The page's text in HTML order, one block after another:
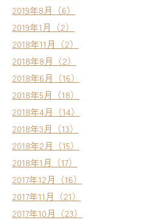
2019年8月（6）
2019年1月（2）
2018年11月（2）
2018年8月（2）
2018年6月（16）
2018年5月（18）
2018年4月（14）
2018年3月（13）
2018年2月（15）
2018年1月（17）
2017年12月（16）
2017年11月（21）
2017年10月（23）